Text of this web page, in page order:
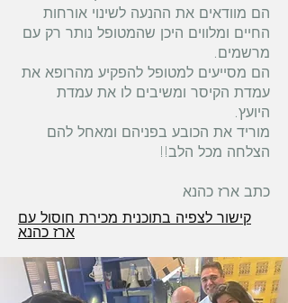
הם מוודאים את ההנעה לשינוי אורחות
החיים ומלווים היכן שהמטופל נותר רק עם
מרשמים.
הם מסייעים למטופל להפקיע מהרופא את
עמדת הקיסר ומשיבים לו את עמדת
היועץ.
מוריד את הכובע בפניהם ומאחל להם
הצלחה מכל הלב!!
כתב ארז כהנא
קישור לצפיה בתוכנית מכירת חוסול עם
ארז כהנא